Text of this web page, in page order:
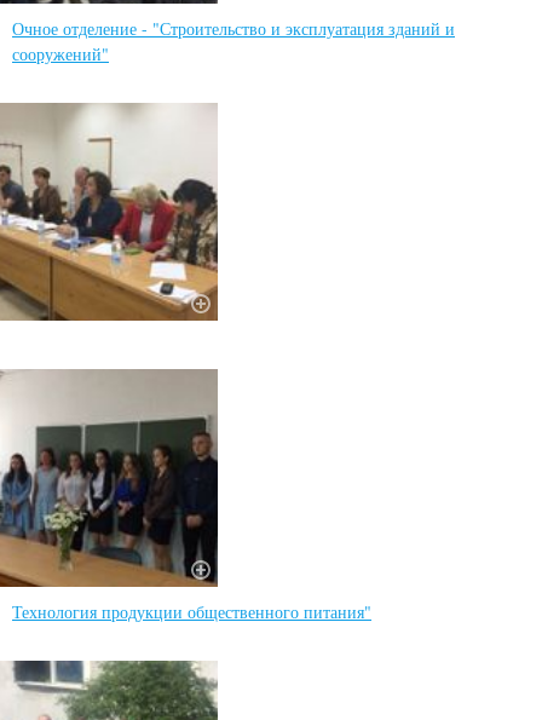
Очное отделение - "Строительство и эксплуатация зданий и
сооружений"
Технология продукции общественного питания"